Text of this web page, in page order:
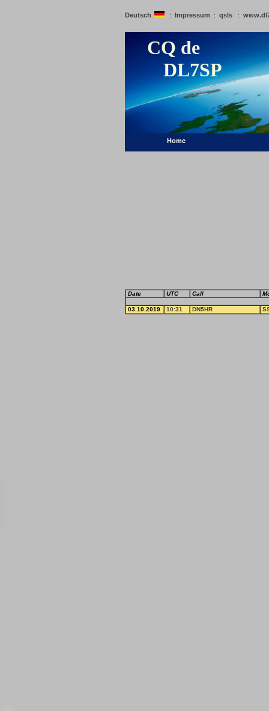
Deutsch : Impressum : qsls :
CQ de
DL7SP
Home
Date UTC Call
03.10.2019 10:31 DN5HR